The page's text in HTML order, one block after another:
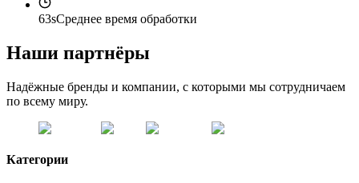
63sСреднее время обработки
Наши партнёры
Надёжные бренды и компании, с которыми мы сотрудничаем
по всему миру.
Категории